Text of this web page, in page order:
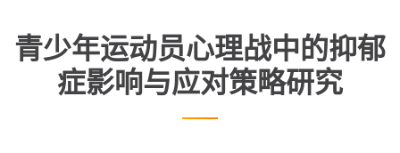
青少年运动员心理战中的抑郁
症影响与应对策略研究